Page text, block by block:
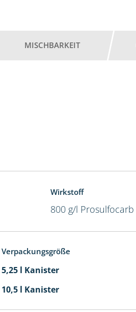
MISCHBARKEIT
Wirkstoff
800 g/l Prosulfocarb
Verpackungsgröße
5,25 l Kanister
10,5 l Kanister